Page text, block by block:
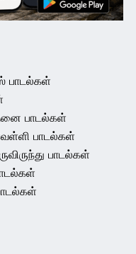
பாடல்கள்
பாடல்கள்
பாடல்கள்
பாடல்கள்